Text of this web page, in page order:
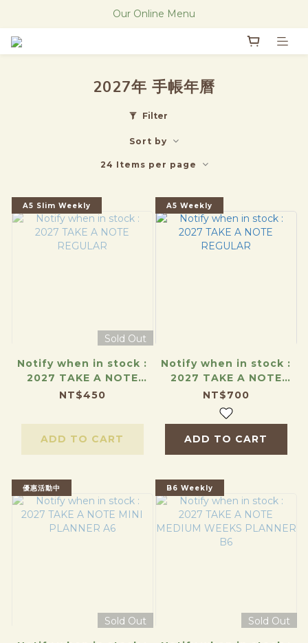
The new Research Notes
Our Online Menu
2027年 手帳年曆
Filter
Sort by
24 Items per page
A5 Slim Weekly
Sold Out
Notify when in stock :
2027 TAKE A NOTE
REGULAR
NT$450
ADD TO CART
A5 Weekly
Notify when in stock :
2027 TAKE A NOTE
REGULAR
NT$700
ADD TO CART
優惠活動中
Sold Out
B6 Weekly
Sold Out